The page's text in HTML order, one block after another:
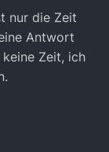
nur die Zeit
Antwort
Zeit, ich